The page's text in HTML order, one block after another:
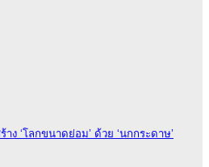
าง ‘โลกขนาดย่อม’ ด้วย ‘นกกระดาษ’